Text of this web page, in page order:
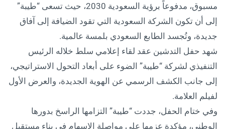
مسبوق، مدفوعاً برؤية السعودية 2030، حيث تسعى “طيبة”
إلى أن تكون الشركة السعودية التي تقود الضيافة إلى آفاق
جديدة، وتُجسد الطابع السعودي بلمسة عالمية.
شهد حفل التدشين عقد لقاء إعلامي سلط خلاله الرئيس
التنفيذي لشركة “طيبة” الضوء على أبعاد التحول الاستراتيجي،
إلى جانب الكشف الرسمي عن الهوية الجديدة، والعرض الأول
لفيلم العلامة.
وفي ختام الحفل، جددت “طيبة” التزامها الراسخ بدورها
الوطني، مؤكدة عزمها على مواصلة الإسهام في بناء مستقبل